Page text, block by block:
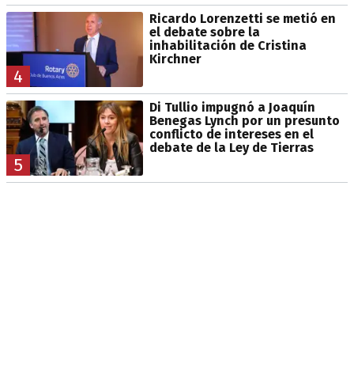
4
Ricardo Lorenzetti se metió en
el debate sobre la
inhabilitación de Cristina
Kirchner
5
Di Tullio impugnó a Joaquín
Benegas Lynch por un presunto
conflicto de intereses en el
debate de la Ley de Tierras